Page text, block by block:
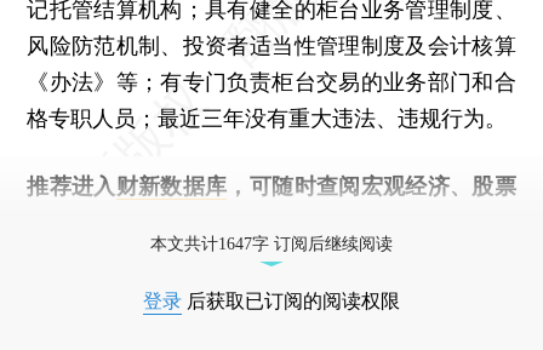
记托管结算机构；具有健全的柜台业务管理制度、
风险防范机制、投资者适当性管理制度及会计核算
《办法》等；有专门负责柜台交易的业务部门和合
格专职人员；最近三年没有重大违法、违规行为。
推荐进入 财新数据库 ，可随时查阅宏观经济、股票
本文共计1647字 订阅后继续阅读
登录 后获取已订阅的阅读权限